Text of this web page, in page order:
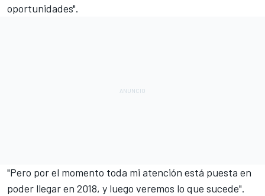
oportunidades".
"Pero por el momento toda mi atención está puesta en
poder llegar en 2018, y luego veremos lo que sucede".